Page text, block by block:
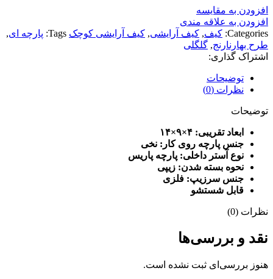
افزودن به مقایسه
افزودن به علاقه مندی
Categories: کیف, کیف آرایشی, کیف آرایشی کوچک Tags: پارچه ای,
طرح بهارنارنج, گلگلی
اشتراک گذاری:
توضیحات
نظرات (0)
توضیحات
ابعاد تقریبی: ۴×۹×۱۴
جنس پارچه روی کار: نخی
نوع آستر داخلی: پارچه پاریس
نحوه بسته شدن: زیپی
جنس سرزیپ: فلزی
قابل شستشو
نظرات (0)
نقد و بررسی‌ها
هنوز بررسی‌ای ثبت نشده است.